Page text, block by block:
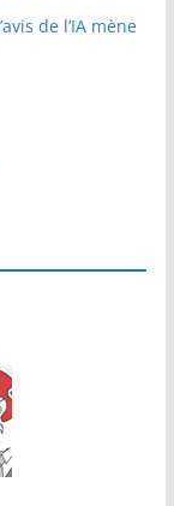
de l’IA mène